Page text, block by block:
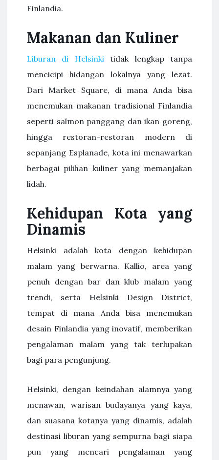
Finlandia.
Makanan dan Kuliner
Liburan di Helsinki tidak lengkap tanpa
mencicipi hidangan lokalnya yang lezat.
Dari Market Square, di mana Anda bisa
menemukan makanan tradisional Finlandia
seperti salmon panggang dan ikan goreng,
hingga restoran-restoran modern di
sepanjang Esplanade, kota ini menawarkan
berbagai pilihan kuliner yang memanjakan
lidah.
Kehidupan Kota yang
Dinamis
Helsinki adalah kota dengan kehidupan
malam yang berwarna. Kallio, area yang
penuh dengan bar dan klub malam yang
trendi, serta Helsinki Design District,
tempat di mana Anda bisa menemukan
desain Finlandia yang inovatif, memberikan
pengalaman malam yang tak terlupakan
bagi para pengunjung.
Helsinki, dengan keindahan alamnya yang
menawan, warisan budayanya yang kaya,
dan suasana kotanya yang dinamis, adalah
destinasi liburan yang sempurna bagi siapa
pun yang mencari pengalaman yang